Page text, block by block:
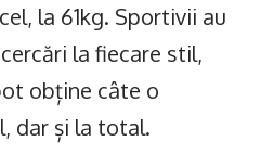
la 61kg. Sportivii au
la fiecare stil,
obține câte o
dar și la total.